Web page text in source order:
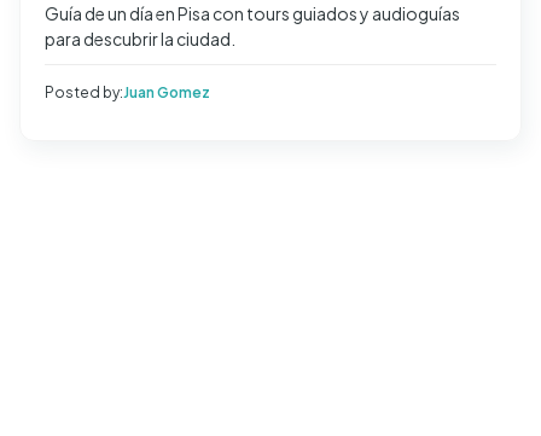
Guía de un día en Pisa con tours guiados y audioguías
para descubrir la ciudad.
Posted by:Juan Gomez